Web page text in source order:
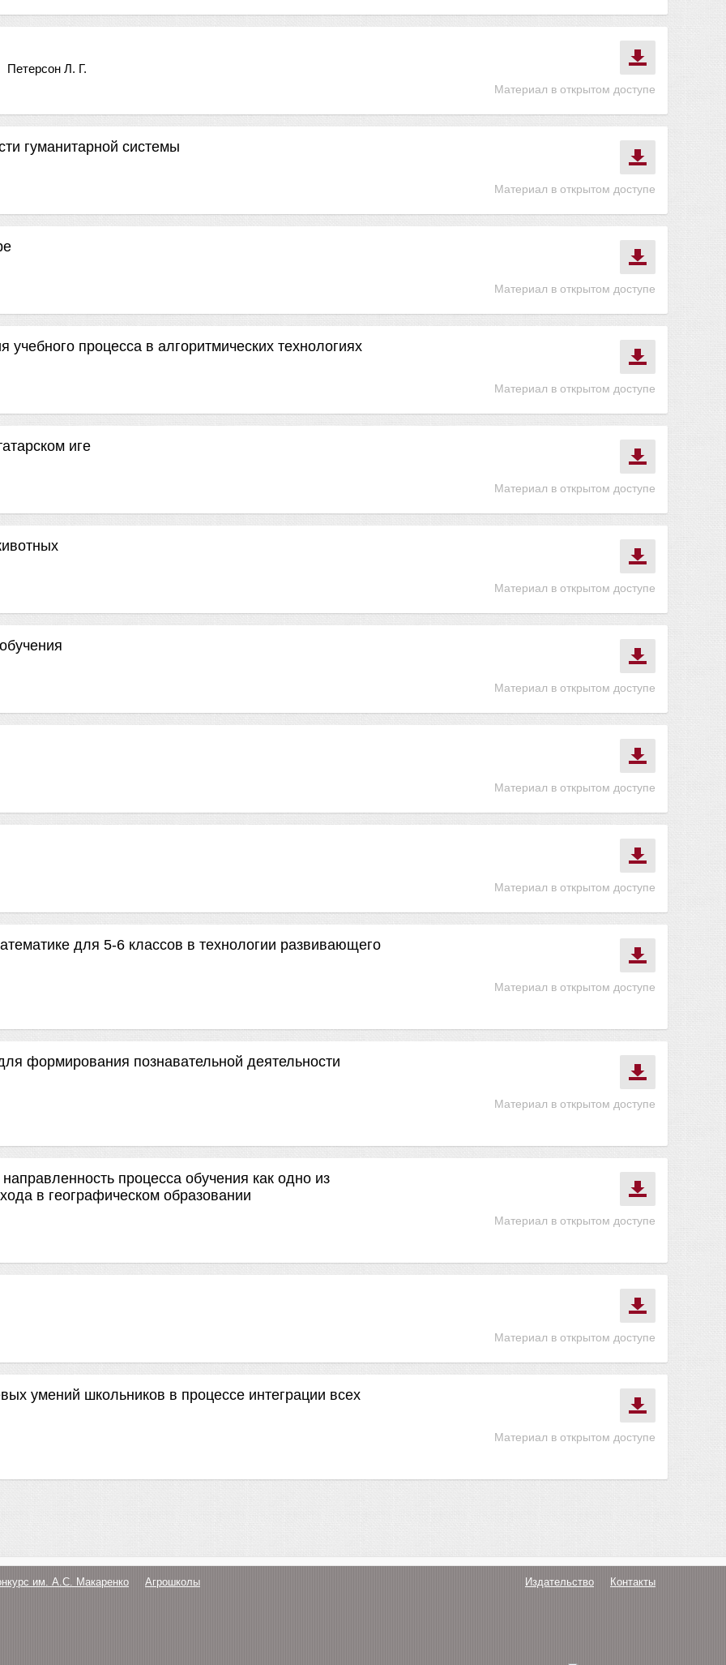
Материал в открытом доступе
Петерсон Л. Г.
Материал в открытом доступе
гуманитарной системы
Материал в открытом доступе
Материал в открытом доступе
процесса в алгоритмических технологиях
Материал в открытом доступе
иге
Материал в открытом доступе
Материал в открытом доступе
Материал в открытом доступе
Материал в открытом доступе
Материал в открытом доступе
для 5-6 классов в технологии развивающего
Материал в открытом доступе
формирования познавательной деятельности
Материал в открытом доступе
процесса обучения как одно из
в географическом образовании
Материал в открытом доступе
Материал в открытом доступе
умений школьников в процессе интеграции всех
им. А.С. Макаренко Агрошколы Издательство Контакты